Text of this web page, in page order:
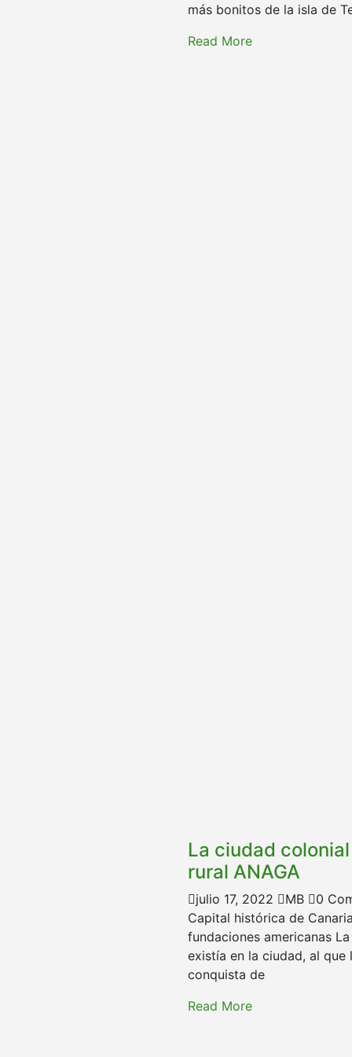
más bonitos de la isla de
Read More
La ciudad
rural ANAGA
julio 17, 2022 MB
0
Capital histórica de
fundaciones americanas
existía en la ciudad, al que
conquista de
Read More